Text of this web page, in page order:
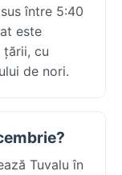
între 5:40
este
țării, cu
de nori.
Tuvalu în